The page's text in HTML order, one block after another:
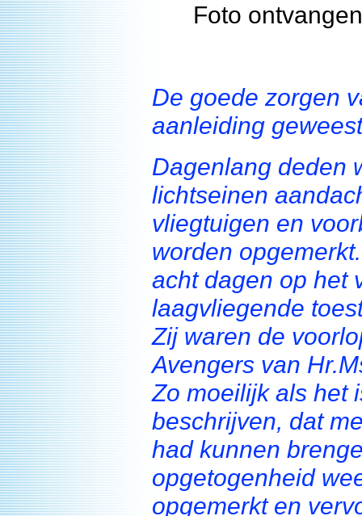
Foto
De goede zorgen
aanleiding
Dagenlang deden
lichtseinen
vliegtuigen en
worden
acht dagen op het
laagvliegende
Zij waren de
Avengers van
Zo moeilijk als het
beschrijven, dat
had kunnen
opgetogenheid
opgemerkt en